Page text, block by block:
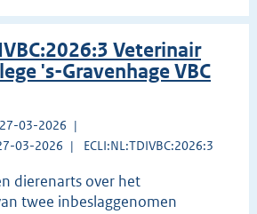
Veterinair
's-Gravenhage VBC
03-2026
03-2026
ECLI:NL:TDIVBC:2026:3
dierenarts over het
twee inbeslaggenomen